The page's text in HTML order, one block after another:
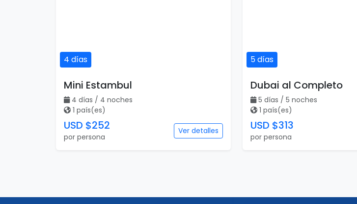
4 días
Mini Estambul
4 días / 4 noches
1 país(es)
USD $252
por persona
Ver detalles
5 días
Dubai al Completo
5 días / 5 noches
1 país(es)
USD $313
por persona